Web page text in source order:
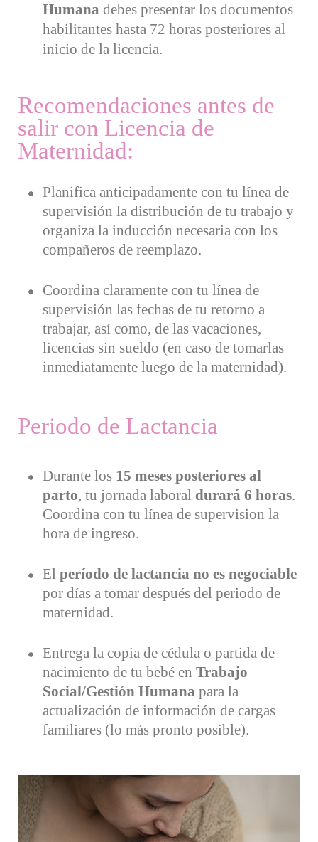
Humana debes presentar los documentos
habilitantes hasta 72 horas posteriores al
inicio de la licencia.
Recomendaciones antes de
salir con Licencia de
Maternidad:
Planifica anticipadamente con tu línea de
supervisión la distribución de tu trabajo y
organiza la inducción necesaria con los
compañeros de reemplazo.
Coordina claramente con tu línea de
supervisión las fechas de tu retorno a
trabajar, así como, de las vacaciones,
licencias sin sueldo (en caso de tomarlas
inmediatamente luego de la maternidad).
Periodo de Lactancia
Durante los 15 meses posteriores al
parto, tu jornada laboral durará 6 horas.
Coordina con tu línea de supervision la
hora de ingreso.
El período de lactancia no es negociable
por días a tomar después del periodo de
maternidad.
Entrega la copia de cédula o partida de
nacimiento de tu bebé en Trabajo
Social/Gestión Humana para la
actualización de información de cargas
familiares (lo más pronto posible).